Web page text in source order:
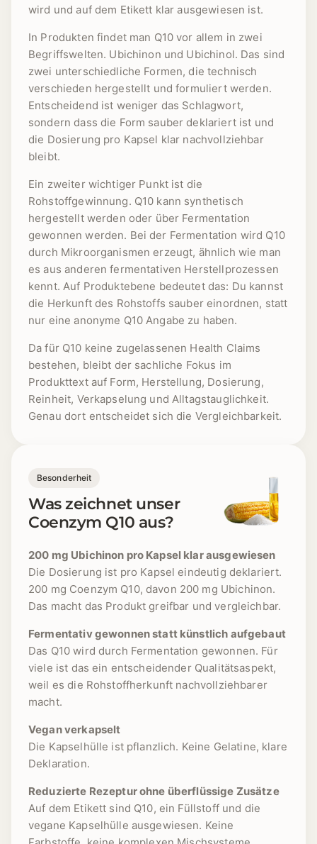
wird und auf dem Etikett klar ausgewiesen ist.
In Produkten findet man Q10 vor allem in zwei
Begriffswelten. Ubichinon und Ubichinol. Das sind
zwei unterschiedliche Formen, die technisch
verschieden hergestellt und formuliert werden.
Entscheidend ist weniger das Schlagwort,
sondern dass die Form sauber deklariert ist und
die Dosierung pro Kapsel klar nachvollziehbar
bleibt.
Ein zweiter wichtiger Punkt ist die
Rohstoffgewinnung. Q10 kann synthetisch
hergestellt werden oder über Fermentation
gewonnen werden. Bei der Fermentation wird Q10
durch Mikroorganismen erzeugt, ähnlich wie man
es aus anderen fermentativen Herstellprozessen
kennt. Auf Produktebene bedeutet das: Du kannst
die Herkunft des Rohstoffs sauber einordnen, statt
nur eine anonyme Q10 Angabe zu haben.
Da für Q10 keine zugelassenen Health Claims
bestehen, bleibt der sachliche Fokus im
Produkttext auf Form, Herstellung, Dosierung,
Reinheit, Verkapselung und Alltagstauglichkeit.
Genau dort entscheidet sich die Vergleichbarkeit.
Besonderheit
Was zeichnet unser
Coenzym Q10 aus?
200 mg Ubichinon pro Kapsel klar ausgewiesen
Die Dosierung ist pro Kapsel eindeutig deklariert.
200 mg Coenzym Q10, davon 200 mg Ubichinon.
Das macht das Produkt greifbar und vergleichbar.
Fermentativ gewonnen statt künstlich aufgebaut
Das Q10 wird durch Fermentation gewonnen. Für
viele ist das ein entscheidender Qualitätsaspekt,
weil es die Rohstoffherkunft nachvollziehbarer
macht.
Vegan verkapselt
Die Kapselhülle ist pflanzlich. Keine Gelatine, klare
Deklaration.
Reduzierte Rezeptur ohne überflüssige Zusätze
Auf dem Etikett sind Q10, ein Füllstoff und die
vegane Kapselhülle ausgewiesen. Keine